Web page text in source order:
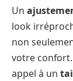
Un
look
non
votre
appel à un